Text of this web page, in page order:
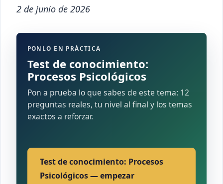
2 de junio de 2026
PONLO EN PRÁCTICA
Test de conocimiento:
Procesos Psicológicos
Pon a prueba lo que sabes de este tema: 12
preguntas reales, tu nivel al final y los temas
exactos a reforzar.
Test de conocimiento: Procesos
Psicológicos — empezar